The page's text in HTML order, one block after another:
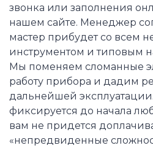
звонка или заполнения
нашем сайте. Менеджер
мастер прибудет со всем
инструментом и типовым
Мы поменяем сломанные
работу прибора и дадим
дальнейшей
фиксируется до начала
вам не придется
«непредвиденные